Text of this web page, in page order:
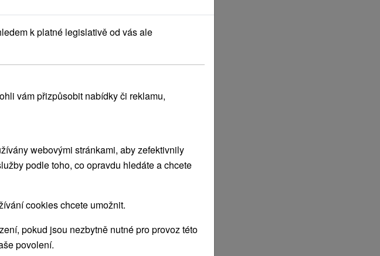
vstup do
Kč /noc/osoba
(1) Senec(1)
k platné legislativě od vás ale
vám přizpůsobit nabídky či reklamu,
webovými stránkami, aby zefektivnily
podle toho, co opravdu hledáte a chcete
cookies chcete umožnit.
pokud jsou nezbytně nutné pro provoz této
povolení.